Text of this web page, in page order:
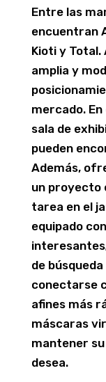
Entre las
encuentran
Kioti y Total.
amplia y
mercado.
sala de
pueden
Además,
un proyecto
tarea en el
equipado
de
conectarse
afines más
máscaras
mantener
desea.